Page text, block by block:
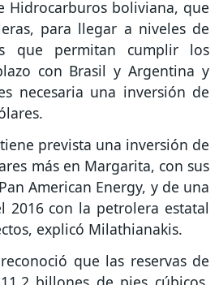
Hidrocarburos boliviana, que
para llegar a niveles de
que permitan cumplir los
con Brasil y Argentina y
necesaria una inversión de
prevista una inversión de
más en Margarita, con sus
American Energy, y de una
2016 con la petrolera estatal
explicó Milathianakis.
reconoció que las reservas de